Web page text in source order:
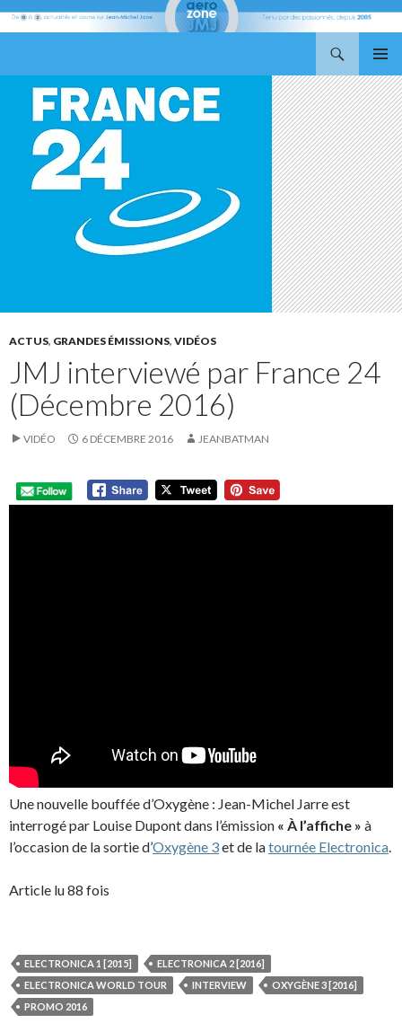
MENU
CONTENU
ACTUS, GRANDES ÉMISSIONS, VIDÉOS
JMJ interviewé par France 24
(Décembre 2016)
VIDÉO 6 DÉCEMBRE 2016 JEANBATMAN
Une nouvelle bouffée d’Oxygène : Jean-Michel Jarre est
interrogé par Louise Dupont dans l’émission « À l’affiche » à
l’occasion de la sortie d’Oxygène 3et de latournée Electronica.
Article lu 88 fois
ELECTRONICA 1 [2015]
ELECTRONICA 2 [2016]
ELECTRONICA WORLD TOUR
INTERVIEW
OXYGÈNE 3 [2016]
PROMO 2016